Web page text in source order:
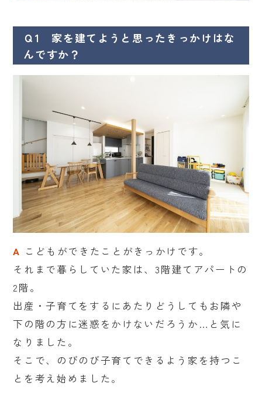
Ｑ1 家を建てようと思ったきっかけはな
んですか？
A こどもができたことがきっかけです。
それまで暮らしていた家は、3階建てアパートの
2階。
出産・子育てをするにあたりどうしてもお隣や
下の階の方に迷惑をかけないだろうか…と気に
なりました。
そこで、のびのび子育てできるよう家を持つこ
とを考え始めました。